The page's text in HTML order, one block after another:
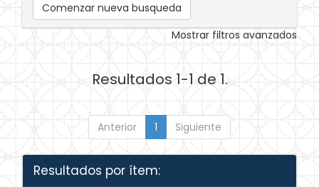
Comenzar nueva busqueda
Mostrar filtros avanzados
Resultados 1-1 de 1.
Anterior 1 Siguiente
Resultados por ítem: